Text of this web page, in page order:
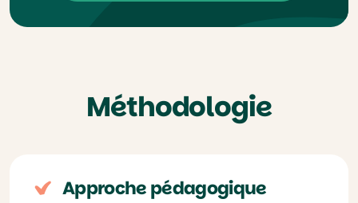
Méthodologie
Approche pédagogique